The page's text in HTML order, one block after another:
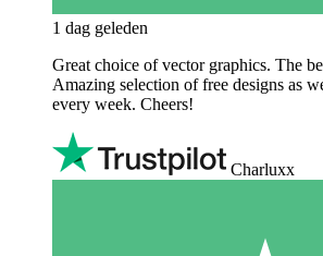
1 dag geleden
Great choice of vector graphics. The
Amazing selection of free designs as
every week. Cheers!
Charluxx